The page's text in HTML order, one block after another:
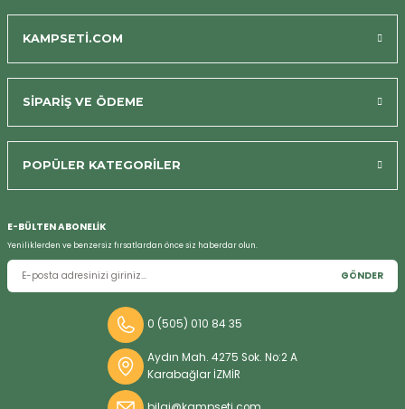
KAMPSETİ.COM
SİPARİŞ VE ÖDEME
POPÜLER KATEGORİLER
E-BÜLTEN ABONELİK
Yeniliklerden ve benzersiz fırsatlardan önce siz haberdar olun.
GÖNDER
0 (505) 010 84 35
Aydın Mah. 4275 Sok. No:2 A
Karabağlar İZMİR